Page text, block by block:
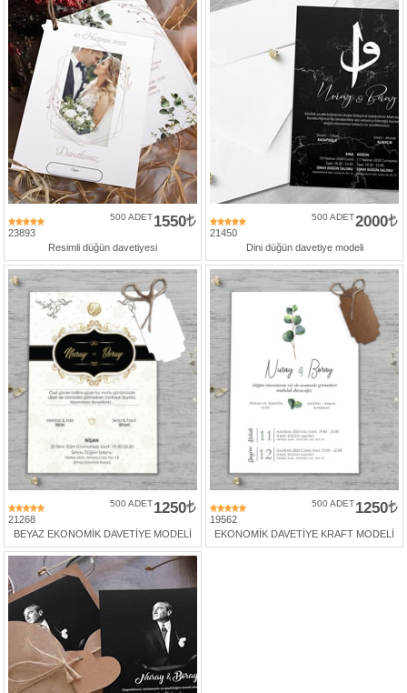
23893
1550
500 ADET
Resimli düğün davetiyesi
21450
2000
500 ADET
Dini düğün davetiye modeli
21268
1250
500 ADET
BEYAZ EKONOMİK DAVETİYE MODELİ
19562
1250
500 ADET
EKONOMİK DAVETİYE KRAFT MODELİ